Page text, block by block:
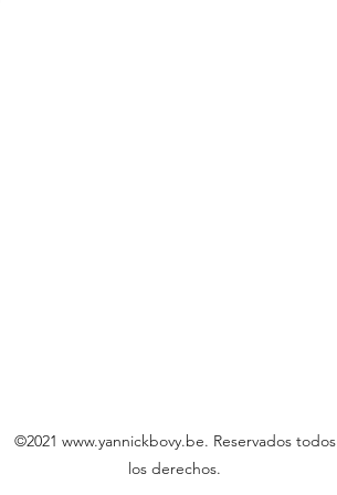
©2021 www.yannickbovy.be. Reservados todos
los derechos.